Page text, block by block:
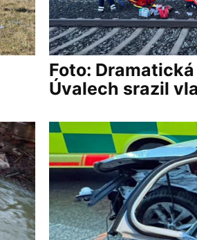
Foto:
Úvalech srazil